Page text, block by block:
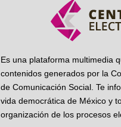
Es una plataforma multimedia
contenidos generados por la
de Comunicación Social. Te
vida democrática de México y
organización de los procesos